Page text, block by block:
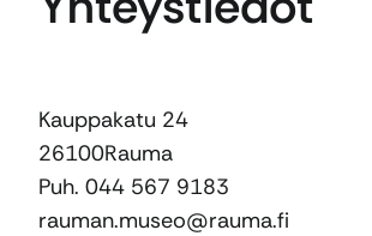
Kauppakatu 24
26100Rauma
Puh. 044 567 9183
rauman.museo@rauma.fi